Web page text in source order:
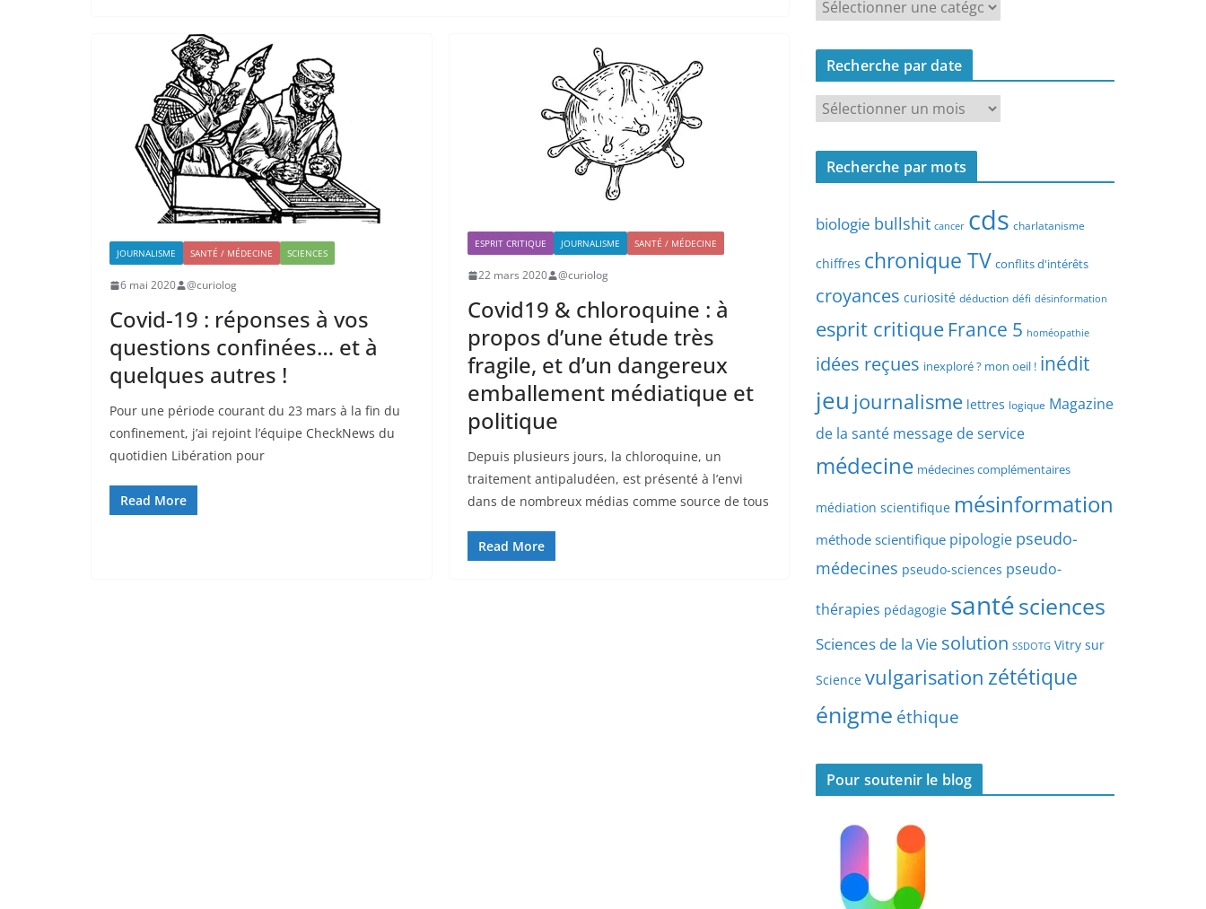
JOURNALISME SANTÉ / MÉDECINE SCIENCES
6 mai 2020 @curiolog
Covid-19 : réponses à vos
questions confinées… et à
quelques autres !
Pour une période courant du 23 mars à la fin du
confinement, j’ai rejoint l’équipe CheckNews du
quotidien Libération pour
Read More
ESPRIT CRITIQUE JOURNALISME SANTÉ / MÉDECINE
22 mars 2020 @curiolog
Covid19 & chloroquine : à
propos d’une étude très
fragile, et d’un dangereux
emballement médiatique et
politique
Depuis plusieurs jours, la chloroquine, un
traitement antipaludéen, est présenté à l’envi
dans de nombreux médias comme source de tous
Read More
e
c
e
e
a
t
y
e
d
a
r
i
e
s
Recherche par date
e
c
r
h
p
a
d
a
t
e
Recherche par mots
biologie bullshit cancer cds charlatanisme
chiffres chronique TV conflits d'intérêts
croyances curiosité déduction défi désinformation
esprit critique France 5 homéopathie
idées reçues inexploré ? mon oeil ! inédit
jeu journalisme lettres logique Magazine
de la santé message de service
médecine médecines complémentaires
médiation scientifique mésinformation
méthode scientifique pipologie pseudo-
médecines pseudo-sciences pseudo-
thérapies pédagogie santésciences
Sciences de la Vie solution SSDOTG Vitry sur
Science vulgarisation zététique
énigme éthique
Pour soutenir le blog